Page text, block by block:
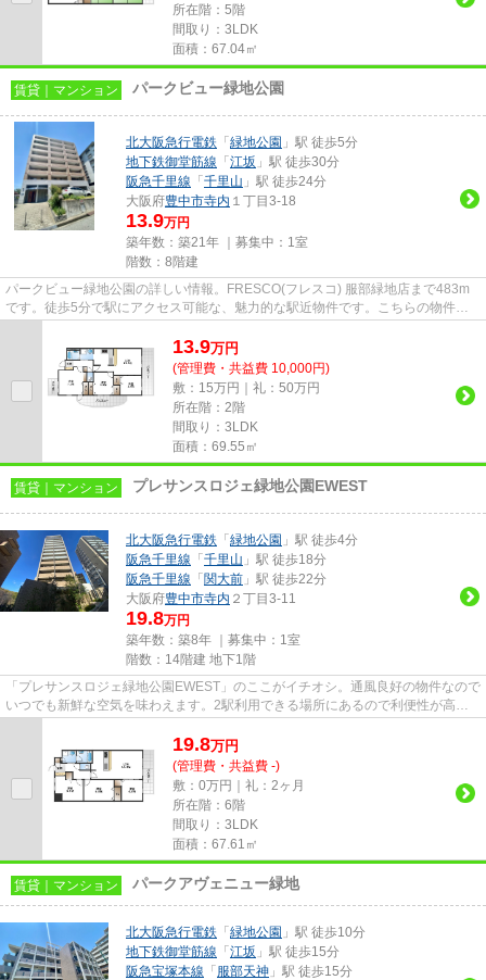
所在階：5階
間取り：3LDK
面積：67.04㎡
賃貸｜マンション パークビュー緑地公園
北大阪急行電鉄 「 緑地公園 」駅 徒歩5分
地下鉄御堂筋線 「 江坂 」駅 徒歩30分
阪急千里線 「 千里山 」駅 徒歩24分
大阪府豊中市寺内 １丁目3-18
13.9万円
築年数：築21年 ｜募集中： 1室
階数：8階建
パークビュー緑地公園の詳しい情報。FRESCO(フレスコ) 服部緑地店まで483m
です。徒歩5分で駅にアクセス可能な、魅力的な駅近物件です。こちらの物件は
13.9万円
(管理費・共益費 10,000円)
敷：15万円｜礼：50万円
所在階：2階
間取り：3LDK
面積：69.55㎡
賃貸｜マンション プレサンスロジェ緑地公園EWEST
北大阪急行電鉄 「 緑地公園 」駅 徒歩4分
阪急千里線 「 千里山 」駅 徒歩18分
阪急千里線 「 関大前 」駅 徒歩22分
大阪府豊中市寺内 ２丁目3-11
19.8万円
築年数：築8年 ｜募集中： 1室
階数：14階建 地下1階
「プレサンスロジェ緑地公園EWEST」のここがイチオシ。通風良好の物件なので
いつでも新鮮な空気を味わえます。2駅利用できる場所にあるので利便性が高い
19.8万円
(管理費・共益費 -)
敷：0万円｜礼：2ヶ月
所在階：6階
間取り：3LDK
面積：67.61㎡
賃貸｜マンション パークアヴェニュー緑地
北大阪急行電鉄 「 緑地公園 」駅 徒歩10分
地下鉄御堂筋線 「 江坂 」駅 徒歩15分
阪急宝塚本線 「 服部天神 」駅 徒歩15分